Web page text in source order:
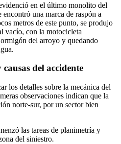
en el último monolito del
una marca de raspón a
metros de este punto, se produjo
vacío, con la motocicleta
del arroyo y quedando
del accidente
los detalles sobre la mecánica del
observaciones indican que la
norte-sur, por un sector bien
las tareas de planimetría y
del siniestro.